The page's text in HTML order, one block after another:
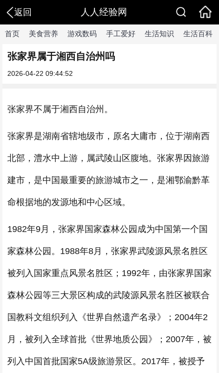
返回 人人经验网
首页 美食营养 游戏数码 手工爱好 生活知识 生活百科
张家界属于湘西自治州吗
2026-04-22 09:44:52
张家界不属于湘西自治州。
张家界是湖南省辖地级市，原名大庸市，位于湖南西
北部，澧水中上游，属武陵山区腹地。张家界因旅游
建市，是中国最重要的旅游城市之一，是湘鄂渝黔革
命根据地的发源地和中心区域。
1982年9月，张家界国家森林公园成为中国第一个国
家森林公园。1988年8月，张家界武陵源风景名胜区
被列入国家重点风景名胜区；1992年，由张家界国家
森林公园等三大景区构成的武陵源风景名胜区被联合
国教科文组织列入《世界自然遗产名录》；2004年2
月，被列入全球首批《世界地质公园》；2007年，被
列入中国首批国家5A级旅游景区。2017年，被授予